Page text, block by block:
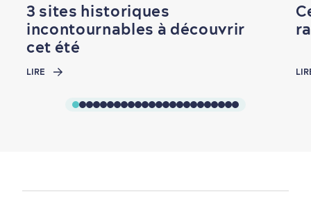
3 sites historiques
incontournables à découvrir
cet été
LIRE